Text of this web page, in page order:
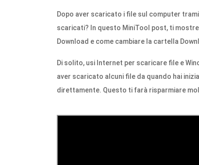
Dopo aver scaricato i file sul computer
scaricati? In questo MiniTool post, ti
Download e come cambiare la cartella
Di solito, usi Internet per scaricare file e
aver scaricato alcuni file da quando hai
direttamente. Questo ti farà risparmiare